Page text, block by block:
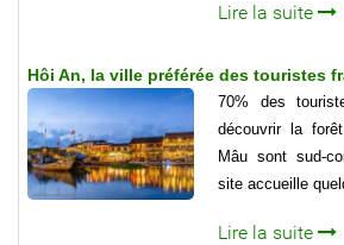
Lire la suite
Hôi An, la ville préférée des touristes
70% des
découvrir la
Mâu sont sud-
site accueille
Lire la suite